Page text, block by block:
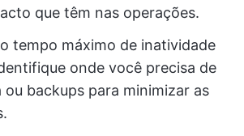
que têm nas operações.
tempo máximo de inatividade
onde você precisa de
ou backups para minimizar as